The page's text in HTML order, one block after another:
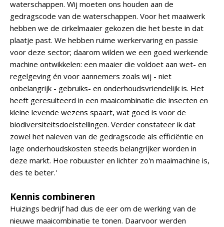
waterschappen. Wij moeten ons houden aan de
gedragscode van de waterschappen. Voor het maaiwerk
hebben we de cirkelmaaier gekozen die het beste in dat
plaatje past. We hebben ruime werkervaring en passie
voor deze sector; daarom wilden we een goed werkende
machine ontwikkelen: een maaier die voldoet aan wet- en
regelgeving én voor aannemers zoals wij - niet
onbelangrijk - gebruiks- en onderhoudsvriendelijk is. Het
heeft geresulteerd in een maaicombinatie die insecten en
kleine levende wezens spaart, wat goed is voor de
biodiversiteitsdoelstellingen. Verder constateer ik dat
zowel het naleven van de gedragscode als efficiëntie en
lage onderhoudskosten steeds belangrijker worden in
deze markt. Hoe robuuster en lichter zo'n maaimachine is,
des te beter.'
Kennis combineren
Huizings bedrijf had dus de eer om de werking van de
nieuwe maaicombinatie te tonen. Daarvoor werden